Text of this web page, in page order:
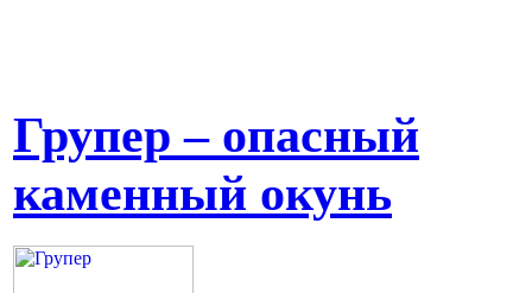
Групер – опасный
каменный окунь